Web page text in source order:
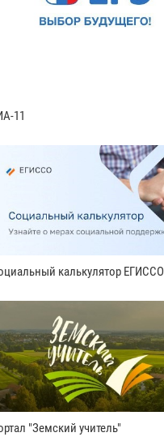
11
калькулятор ЕГИССО
"Земский учитель"